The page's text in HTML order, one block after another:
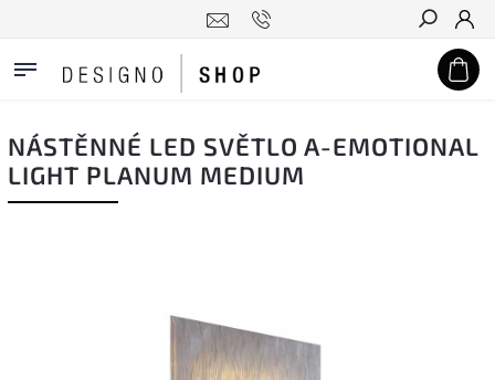
Hledat
NÁSTĚNNÉ LED SVĚTLO A-EMOTIONAL
LIGHT PLANUM MEDIUM